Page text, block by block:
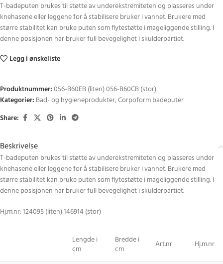
T-badeputen brukes til støtte av underekstremiteten og plasseres under
knehasene eller leggene for å stabilisere bruker i vannet. Brukere med
større stabilitet kan bruke puten som flytestøtte i mageliggende stilling. I
denne posisjonen har bruker full bevegelighet i skulderpartiet.
Legg i ønskeliste
Produktnummer:056-B60EB (liten) 056-B60CB (stor)
Kategorier: Bad- og hygieneprodukter,Corpoform badeputer
Share:
Beskrivelse
T-badeputen brukes til støtte av underekstremiteten og plasseres under
knehasene eller leggene for å stabilisere bruker i vannet. Brukere med
større stabilitet kan bruke puten som flytestøtte i mageliggende stilling. I
denne posisjonen har bruker full bevegelighet i skulderpartiet.
Hj.m.nr: 124095 (liten) 146914 (stor)
Lengde i
cm
Bredde i
cm
Art.nr Hj.m.nr